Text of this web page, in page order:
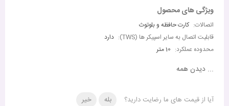
ویژگی های محصول
اتصالات: کارت حافظه و بلوتوث
قابلیت اتصال به سایر اسپیکر ها (TWS):
دارد
محدوده عملکرد:
... دیدن همه
آیا از قیمت های ما رضایت دارید؟ بله خیر